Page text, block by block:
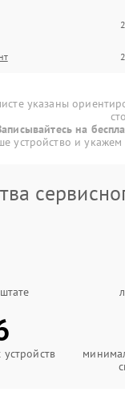
указаны
на
устройство и укажем